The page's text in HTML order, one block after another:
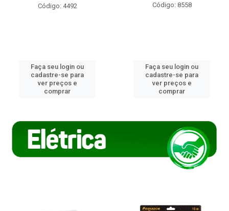
Código: 4492
Faça seu login ou
cadastre-se para
ver preços e
comprar
Código: 8558
Faça seu login ou
cadastre-se para
ver preços e
comprar